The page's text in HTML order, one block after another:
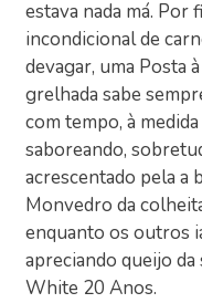
estava nada má. Por
incondicional de
devagar, uma Posta
grelhada sabe
com tempo, à
saboreando,
acrescentado pela a
Monvedro da
enquanto os outros
apreciando queijo
White 20 Anos.